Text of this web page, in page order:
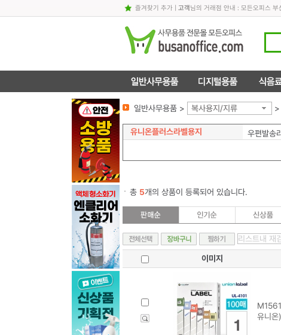
즐겨찾기 추가| 고객님의 거래점 안내 : 모든오피스 부
일반사무용품 > 복사용지/지류 >
유니온플러스라벨용지 우편발송
총 5개의 상품이 등록되어 있습니다.
이미지
유니